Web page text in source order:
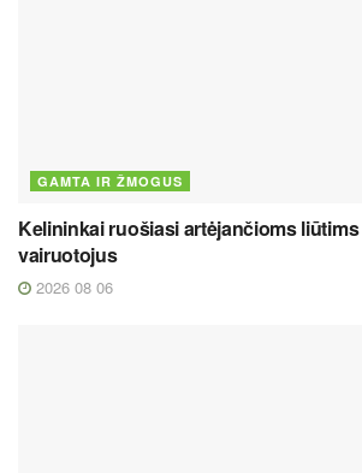
GAMTA IR ŽMOGUS
Kelininkai ruošiasi artėjančioms
vairuotojus
2026 08 06